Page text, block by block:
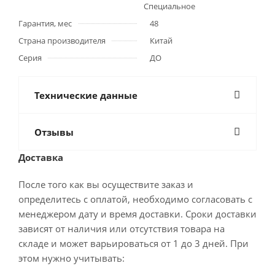
Специальное
Гарантия, мес
48
Страна производителя
Китай
Серия
ДО
Технические данные
Отзывы
Доставка
После того как вы осуществите заказ и
определитесь с оплатой, необходимо согласовать с
менеджером дату и время доставки. Сроки доставки
зависят от наличия или отсутствия товара на
складе и может варьироваться от 1 до 3 дней. При
этом нужно учитывать: